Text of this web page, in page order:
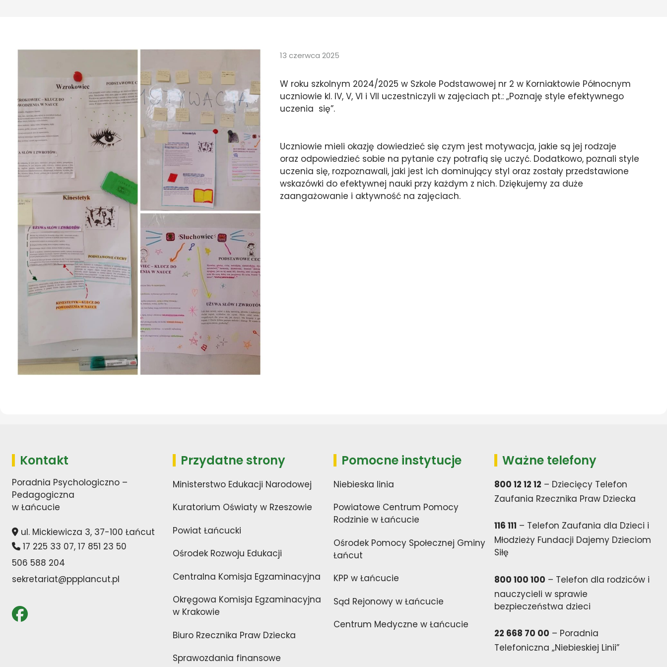
13 czerwca 2025
W roku szkolnym 2024/2025 w Szkole Podstawowej nr 2 w Korniaktowie Północnym
uczniowie kl. IV, V, VI i VII uczestniczyli w zajęciach pt.: „Poznaję style efektywnego
uczenia się”.
Uczniowie mieli okazję dowiedzieć się czym jest motywacja, jakie są jej rodzaje
oraz odpowiedzieć sobie na pytanie czy potrafią się uczyć. Dodatkowo, poznali style
uczenia się, rozpoznawali, jaki jest ich dominujący styl oraz zostały przedstawione
wskazówki do efektywnej nauki przy każdym z nich. Dziękujemy za duże
zaangażowanie i aktywność na zajęciach.
Kontakt
Poradnia Psychologiczno –
Pedagogiczna
w Łańcucie
ul. Mickiewicza 3, 37-100 Łańcut
17 225 33 07, 17 851 23 50
506 588 204
sekretariat@ppplancut.pl
Przydatne strony
Ministerstwo Edukacji Narodowej
Kuratorium Oświaty w Rzeszowie
Powiat Łańcucki
Ośrodek Rozwoju Edukacji
Centralna Komisja Egzaminacyjna
Okręgowa Komisja Egzaminacyjna
w Krakowie
Biuro Rzecznika Praw Dziecka
Sprawozdania finansowe
Pomocne instytucje
Niebieska linia
Powiatowe Centrum Pomocy
Rodzinie w Łańcucie
Ośrodek Pomocy Społecznej Gminy
Łańcut
KPP w Łańcucie
Sąd Rejonowy w Łańcucie
Centrum Medyczne w Łańcucie
Ważne telefony
800 12 12 12 – Dziecięcy Telefon
Zaufania Rzecznika Praw Dziecka
116 111 – Telefon Zaufania dla Dzieci i
Młodzieży Fundacji Dajemy Dzieciom
Siłę
800 100 100 – Telefon dla rodziców i
nauczycieli w sprawie
bezpieczeństwa dzieci
22 668 70 00 – Poradnia
Telefoniczna „Niebieskiej Linii”